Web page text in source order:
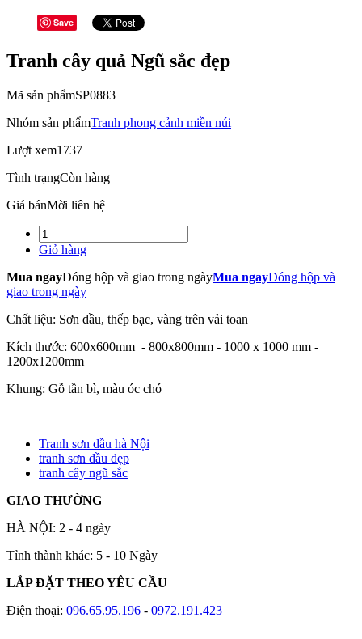
Save
Tranh cây quả Ngũ sắc đẹp
Mã sản phẩmSP0883
Nhóm sản phẩmTranh phong cảnh miền núi
Lượt xem1737
Tình trạngCòn hàng
Giá bánMời liên hệ
Giỏ hàng
Mua ngayĐóng hộp và giao trong ngàyMua ngayĐóng hộp và
giao trong ngày
Chất liệu: Sơn dầu, thếp bạc, vàng trên vải toan
Kích thước: 600x600mm - 800x800mm - 1000 x 1000 mm -
1200x1200mm
Khung: Gỗ tần bì, màu óc chó
Tranh sơn dầu hà Nội
tranh sơn dầu đẹp
tranh cây ngũ sắc
GIAO THƯỜNG
HÀ NỘI: 2 - 4 ngày
Tỉnh thành khác: 5 - 10 Ngày
LẮP ĐẶT THEO YÊU CẦU
Điện thoại: 096.65.95.196 - 0972.191.423